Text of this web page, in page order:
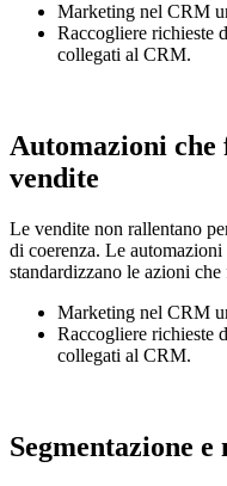
Marketing nel CRM
Raccogliere richieste
collegati al CRM.
Automazioni che
vendite
Le vendite non rallentano
di coerenza. Le
standardizzano le azioni
Marketing nel CRM
Raccogliere richieste
collegati al CRM.
Segmentazione